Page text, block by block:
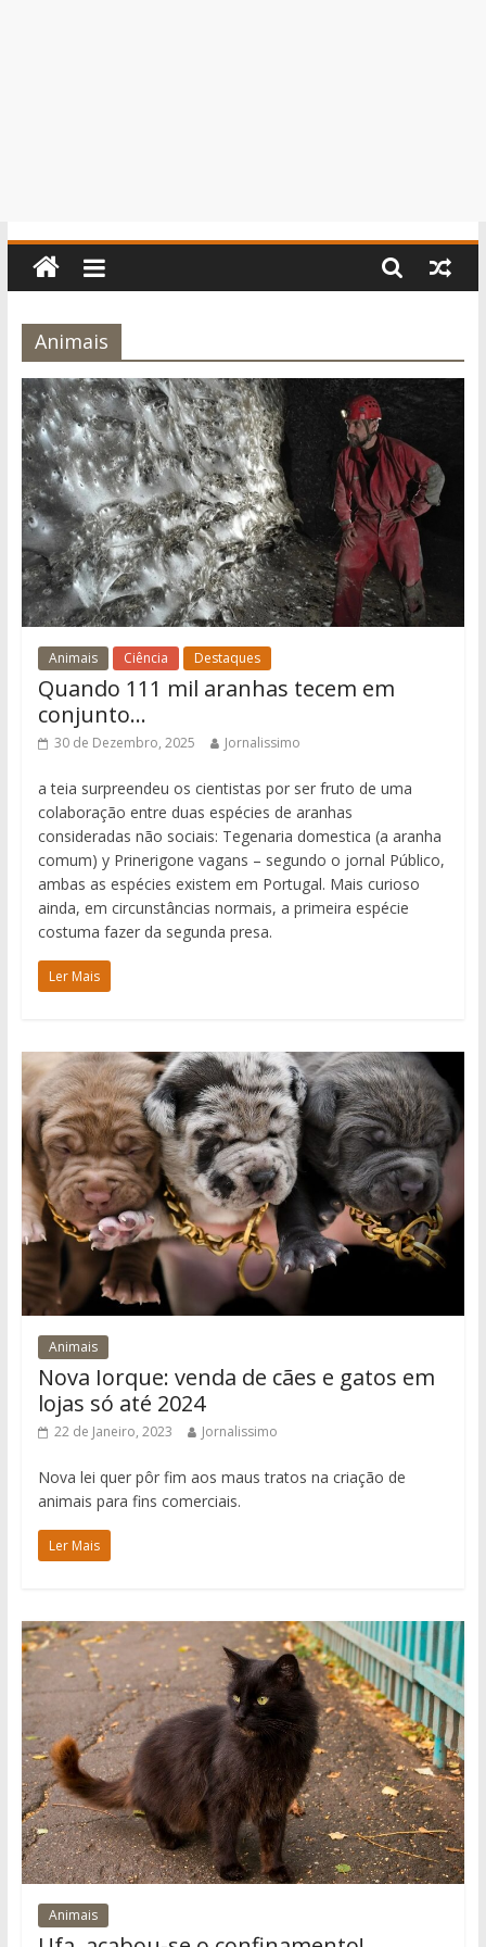
Animais
Animais Ciência Destaques
Quando 111 mil aranhas tecem em
conjunto…
30 de Dezembro, 2025 Jornalissimo
a teia surpreendeu os cientistas por ser fruto de uma
colaboração entre duas espécies de aranhas
consideradas não sociais: Tegenaria domestica (a aranha
comum) y Prinerigone vagans – segundo o jornal Público,
ambas as espécies existem em Portugal. Mais curioso
ainda, em circunstâncias normais, a primeira espécie
costuma fazer da segunda presa.
Ler Mais
Animais
Nova Iorque: venda de cães e gatos em
lojas só até 2024
22 de Janeiro, 2023 Jornalissimo
Nova lei quer pôr fim aos maus tratos na criação de
animais para fins comerciais.
Ler Mais
Animais